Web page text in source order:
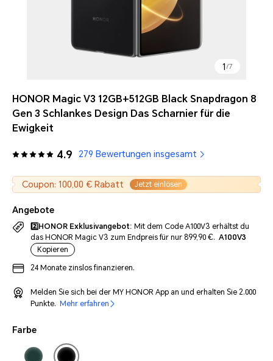
1 /7
HONOR Magic V3 12GB+512GB Black Snapdragon 8
Gen 3 Schlankes Design Das Scharnier für die
Ewigkeit
4.9 279 Bewertungen insgesamt
Coupon: 100,00 € Rabatt Jetzt einlösen
Angebote
2️⃣HONOR Exklusivangebot: Mit dem Code A100V3 erhältst du
das HONOR Magic V3 zum Endpreis für nur 899,90 €. A100V3
Kopieren
24 Monate zinslos finanzieren.
Melden Sie sich bei der MY HONOR App an und erhalten Sie 2.000
Punkte.
Mehr erfahren
Farbe